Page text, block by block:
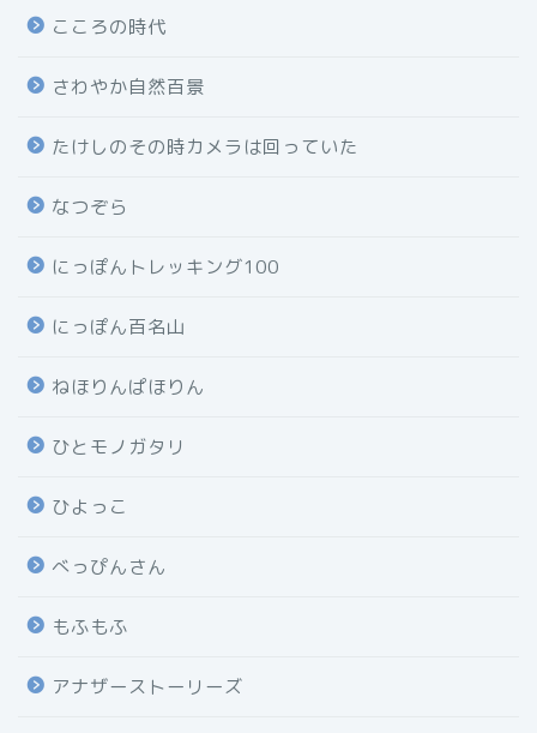
こころの時代
さわやか自然百景
たけしのその時カメラは回っていた
なつぞら
にっぽんトレッキング100
にっぽん百名山
ねほりんぱほりん
ひとモノガタリ
ひよっこ
べっぴんさん
もふもふ
アナザーストーリーズ